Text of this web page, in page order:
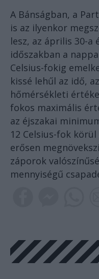
A Bánságban, a
is az ilyenkor
lesz, az április 30-a
időszakban a
Celsius-fokig
kissé lehűl az idő,
hőmérsékleti
fokos maximális
az éjszakai
12 Celsius-fok
erősen
záporok
mennyiségű